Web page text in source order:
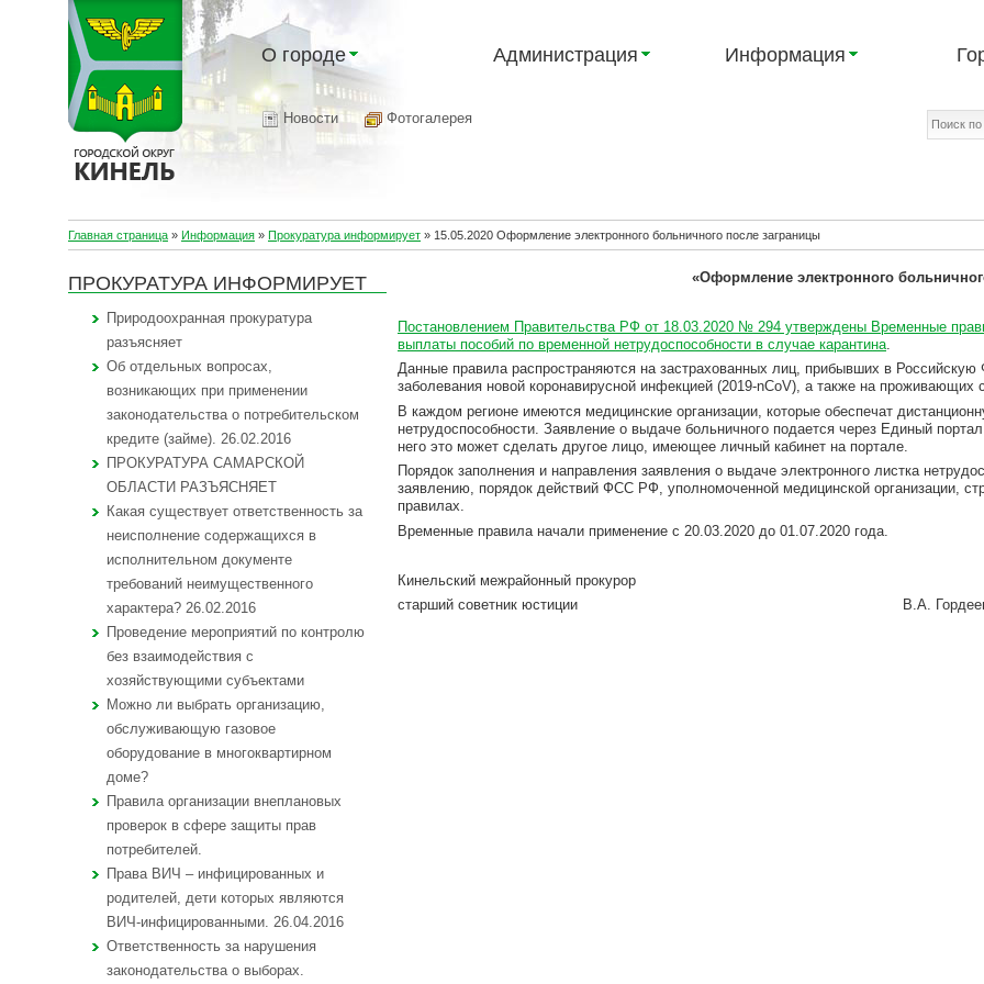
О городе Администрация Информация
Новости Фотогалерея
Главная страница » Информация » Прокуратура информирует » 15.05.2020 Оформление электронного больничного после заграницы
ПРОКУРАТУРА ИНФОРМИРУЕТ
Природоохранная прокуратура
разъясняет
Об отдельных вопросах,
возникающих при применении
законодательства о потребительском
кредите (займе). 26.02.2016
ПРОКУРАТУРА САМАРСКОЙ
ОБЛАСТИ РАЗЪЯСНЯЕТ
Какая существует ответственность за
неисполнение содержащихся в
исполнительном документе
требований неимущественного
характера? 26.02.2016
Проведение мероприятий по контролю
без взаимодействия с
хозяйствующими субъектами
Можно ли выбрать организацию,
обслуживающую газовое
оборудование в многоквартирном
доме?
Правила организации внеплановых
проверок в сфере защиты прав
потребителей.
Права ВИЧ – инфицированных и
родителей, дети которых являются
ВИЧ-инфицированными. 26.04.2016
Ответственность за нарушения
законодательства о выборах.
«Оформление электронного
Постановлением Правительства РФ от 18.03.2020 № 294 утверждены Временные
выплаты пособий по временной нетрудоспособности в случае карантина
Данные правила распространяются на застрахованных лиц, прибывших в Российскую
заболевания новой коронавирусной инфекцией (2019-nCoV), а также на проживающих
В каждом регионе имеются медицинские организации, которые обеспечат
нетрудоспособности. Заявление о выдаче больничного подается через Единый
него это может сделать другое лицо, имеющее личный кабинет на портале.
Порядок заполнения и направления заявления о выдаче электронного листка
заявлению, порядок действий ФСС РФ, уполномоченной медицинской организации,
правилах.
Временные правила начали применение с 20.03.2020 до 01.07.2020 года.
Кинельский межрайонный прокурор
старший советник юстиции В.А.